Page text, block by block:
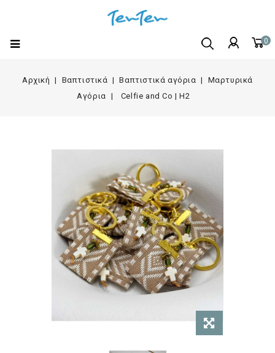
0
Αρχική Βαπτιστικά Βαπτιστικά αγόρια
Μαρτυρικά
Αγόρια
Celfie and Co | H2